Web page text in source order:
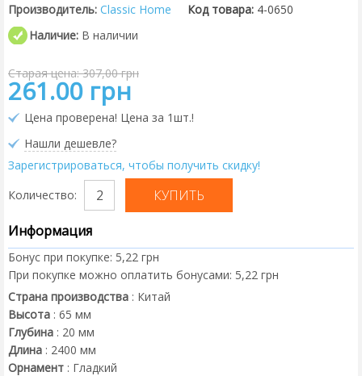
Производитель: Classic Home Код товара: 4-0650
Наличие: В наличии
Старая цена: 307,00 грн
261.00 грн
Цена проверена! Цена за 1шт.!
Нашли дешевле?
Зарегистрироваться, чтобы получить скидку!
Количество:
Информация
Бонус при покупке: 5,22 грн
При покупке можно оплатить бонусами: 5,22 грн
Страна производства : Китай
Высота : 65 мм
Глубина : 20 мм
Длина : 2400 мм
Орнамент : Гладкий